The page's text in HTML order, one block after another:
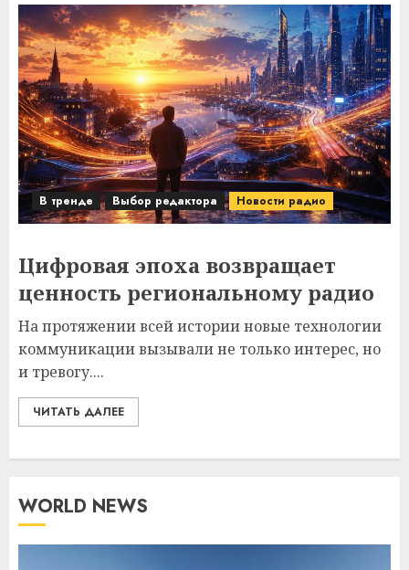
В тренде Выбор редактора Новости радио
Цифровая эпоха возвращает
ценность региональному радио
На протяжении всей истории новые технологии
коммуникации вызывали не только интерес, но
и тревогу....
ЧИТАТЬ ДАЛЕЕ
WORLD NEWS